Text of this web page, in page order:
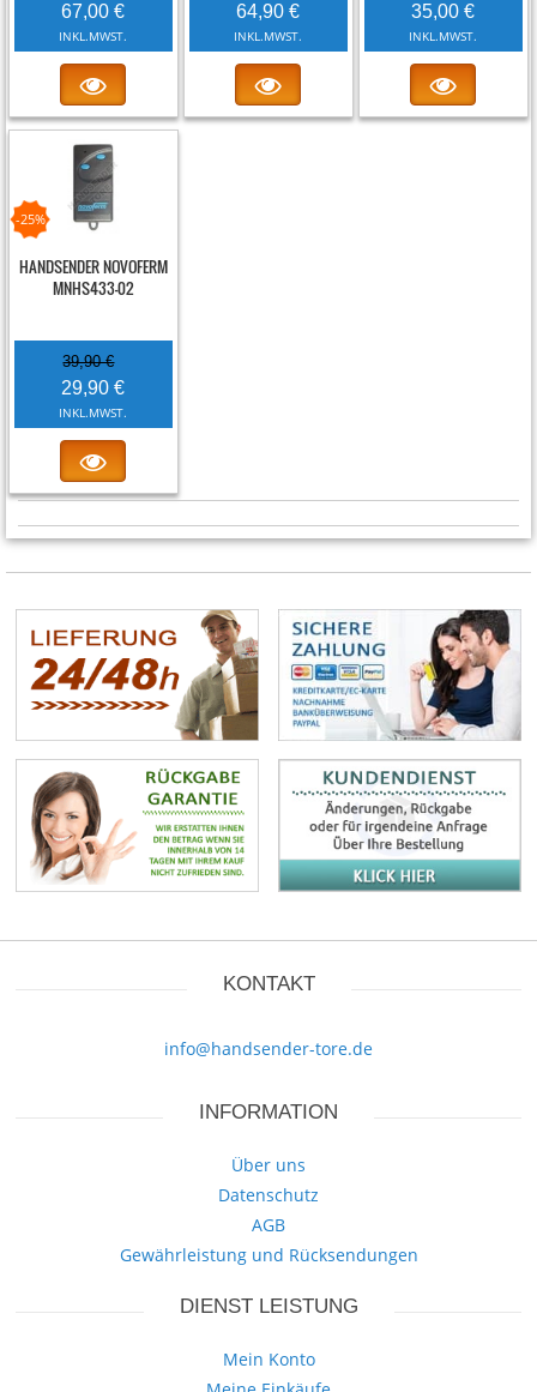
67,00 €
INKL.MWST.
64,90 €
INKL.MWST.
35,00 €
INKL.MWST.
-25%
HANDSENDER NOVOFERM
MNHS433-02
39,90 €
29,90 €
INKL.MWST.
KONTAKT
info@handsender-tore.de
INFORMATION
Über uns
Datenschutz
AGB
Gewährleistung und Rücksendungen
DIENST LEISTUNG
Mein Konto